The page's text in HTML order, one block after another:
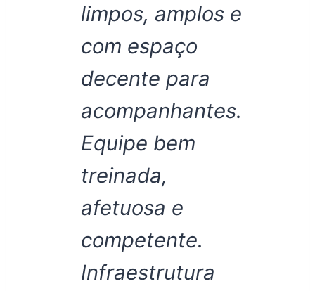
limpos, amplos e
com espaço
decente para
acompanhantes.
Equipe bem
treinada,
afetuosa e
competente.
Infraestrutura